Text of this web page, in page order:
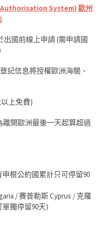
System) 歐州
國前線上申請 (需申請國
記信息將授權歐洲海關、
以上免費)
離開歐洲最後一天起算超過
申根公約國累計只可停留90
/ 賽普勒斯 Cyprus / 克羅
單獨停留90天)